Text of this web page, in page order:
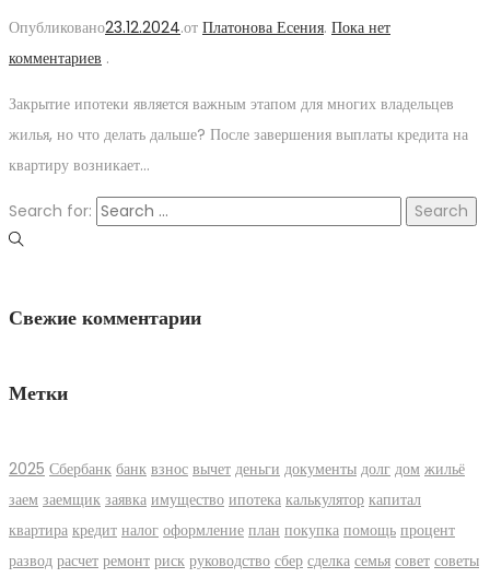
Опубликовано23.12.2024.от Платонова Есения. Пока нет
комментариев .
Закрытие ипотеки является важным этапом для многих владельцев
жилья, но что делать дальше? После завершения выплаты кредита на
квартиру возникает…
Search for:
Свежие комментарии
Метки
2025 Сбербанк банк взнос вычет деньги документы долг дом жильё
заем заемщик заявка имущество ипотека калькулятор капитал
квартира кредит налог оформление план покупка помощь процент
развод расчет ремонт риск руководство сбер сделка семья совет советы